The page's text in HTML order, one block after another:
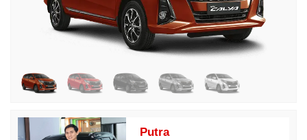
Putra